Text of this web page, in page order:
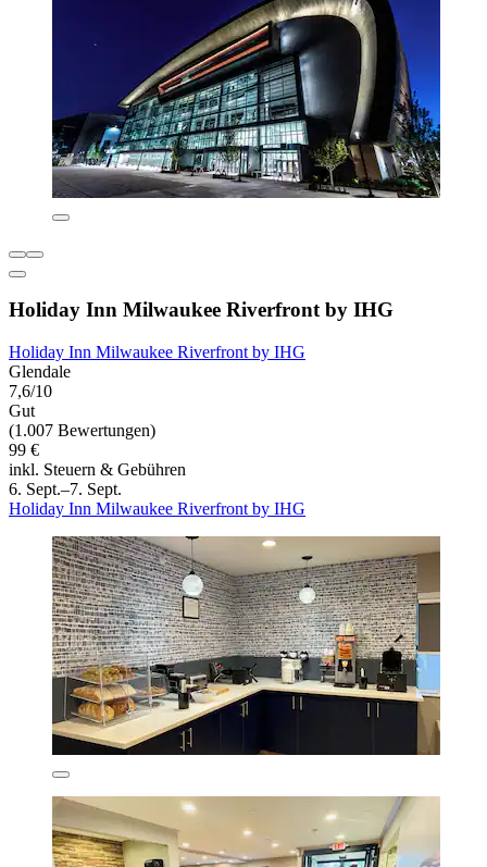
Holiday Inn Milwaukee Riverfront by IHG
Holiday Inn Milwaukee Riverfront by IHG
Glendale
7,6/10
Gut
(1.007 Bewertungen)
99 €
inkl. Steuern & Gebühren
6. Sept.–7. Sept.
Holiday Inn Milwaukee Riverfront by IHG